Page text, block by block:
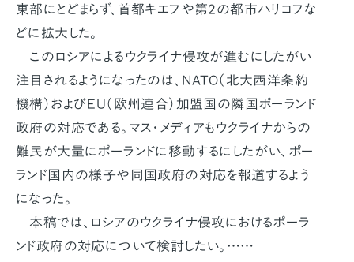
東部にとどまらず、首都キエフや第2の都市ハリコフな
どに拡大した。
このロシアによるウクライナ侵攻が進むにしたがい
注目されるようになったのは、NATO（北大西洋条約
機構）およびEU（欧州連合）加盟国の隣国ポーランド
政府の対応である。マス・メディアもウクライナからの
難民が大量にポーランドに移動するにしたがい、ポー
ランド国内の様子や同国政府の対応を報道するよう
になった。
本稿では、ロシアのウクライナ侵攻におけるポーラ
ンド政府の対応について検討したい。……